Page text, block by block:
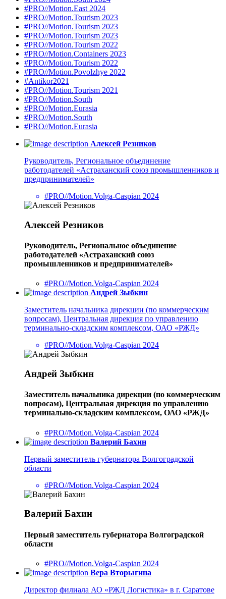
#PRO//Motion.East 2024
#PRO//Motion.Tourism 2023
#PRO//Motion.Tourism 2023
#PRO//Motion.Tourism 2023
#PRO//Motion.Tourism 2022
#PRO//Motion.Containers 2023
#PRO//Motion.Tourism 2022
#PRO//Motion.Povolzhye 2022
#Antikor2021
#PRO//Motion.Tourism 2021
#PRO//Motion.South
#PRO//Motion.Eurasia
#PRO//Motion.South
#PRO//Motion.Eurasia
Алексей Резников
Руководитель, Региональное объединение
работодателей «Астраханский союз промышленников и
предпринимателей»
#PRO//Motion.Volga-Caspian 2024
Алексей Резников
Руководитель, Региональное объединение
работодателей «Астраханский союз
промышленников и предпринимателей»
#PRO//Motion.Volga-Caspian 2024
Андрей Зыбкин
Заместитель начальника дирекции (по коммерческим
вопросам), Центральная дирекция по управлению
терминально-складским комплексом, ОАО «РЖД»
#PRO//Motion.Volga-Caspian 2024
Андрей Зыбкин
Заместитель начальника дирекции (по коммерческим
вопросам), Центральная дирекция по управлению
терминально-складским комплексом, ОАО «РЖД»
#PRO//Motion.Volga-Caspian 2024
Валерий Бахин
Первый заместитель губернатора Волгоградской
области
#PRO//Motion.Volga-Caspian 2024
Валерий Бахин
Первый заместитель губернатора Волгоградской
области
#PRO//Motion.Volga-Caspian 2024
Вера Вторыгина
Директор филиала АО «РЖД Логистика» в г. Саратове